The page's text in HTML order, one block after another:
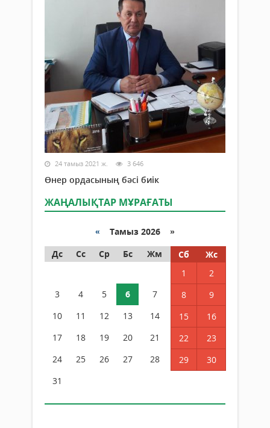
24 тамыз 2021 ж. 3 646
Өнер ордасының бәсі биік
ЖАҢАЛЫҚТАР МҰРАҒАТЫ
« Тамыз 2026 »
Дс
Сс Ср Бс Жм Сб
Жс
1
2
3
4 5 6 7 8
9
10
11 12 13 14 15
16
17
18 19 20 21 22
23
24
25 26 27 28 29
30
31